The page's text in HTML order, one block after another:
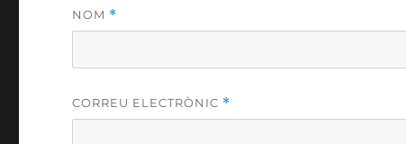
NOM *
CORREU ELECTRÒNIC *